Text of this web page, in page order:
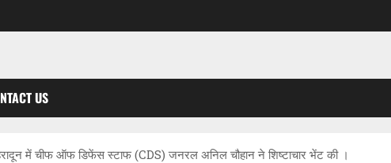
US
में चीफ ऑफ डिफेंस स्टाफ (CDS) जनरल अनिल चौहान ने शिष्टाचार भेंट की ।